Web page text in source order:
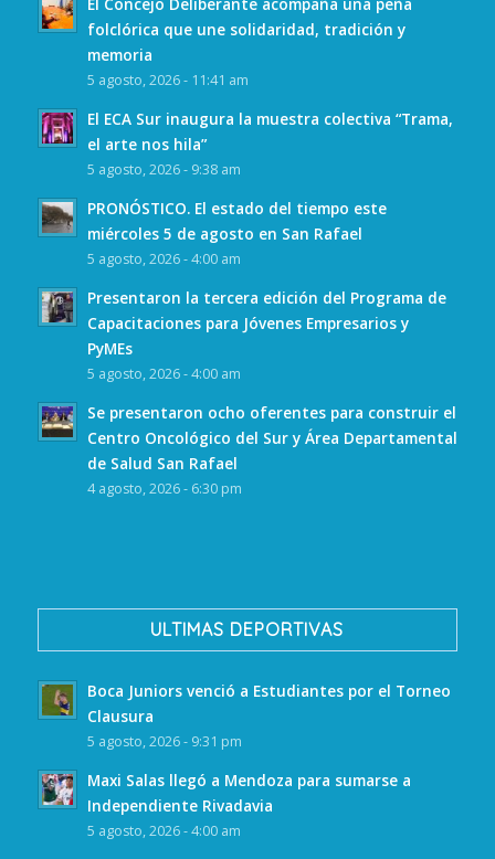
folclórica que une solidaridad, tradición y
memoria
5 agosto, 2026 - 11:41 am
El ECA Sur inaugura la muestra colectiva “Trama,
el arte nos hila”
5 agosto, 2026 - 9:38 am
PRONÓSTICO. El estado del tiempo este
miércoles 5 de agosto en San Rafael
5 agosto, 2026 - 4:00 am
Presentaron la tercera edición del Programa de
Capacitaciones para Jóvenes Empresarios y
PyMEs
5 agosto, 2026 - 4:00 am
Se presentaron ocho oferentes para construir el
Centro Oncológico del Sur y Área Departamental
de Salud San Rafael
4 agosto, 2026 - 6:30 pm
ULTIMAS DEPORTIVAS
Boca Juniors venció a Estudiantes por el Torneo
Clausura
5 agosto, 2026 - 9:31 pm
Maxi Salas llegó a Mendoza para sumarse a
Independiente Rivadavia
5 agosto, 2026 - 4:00 am